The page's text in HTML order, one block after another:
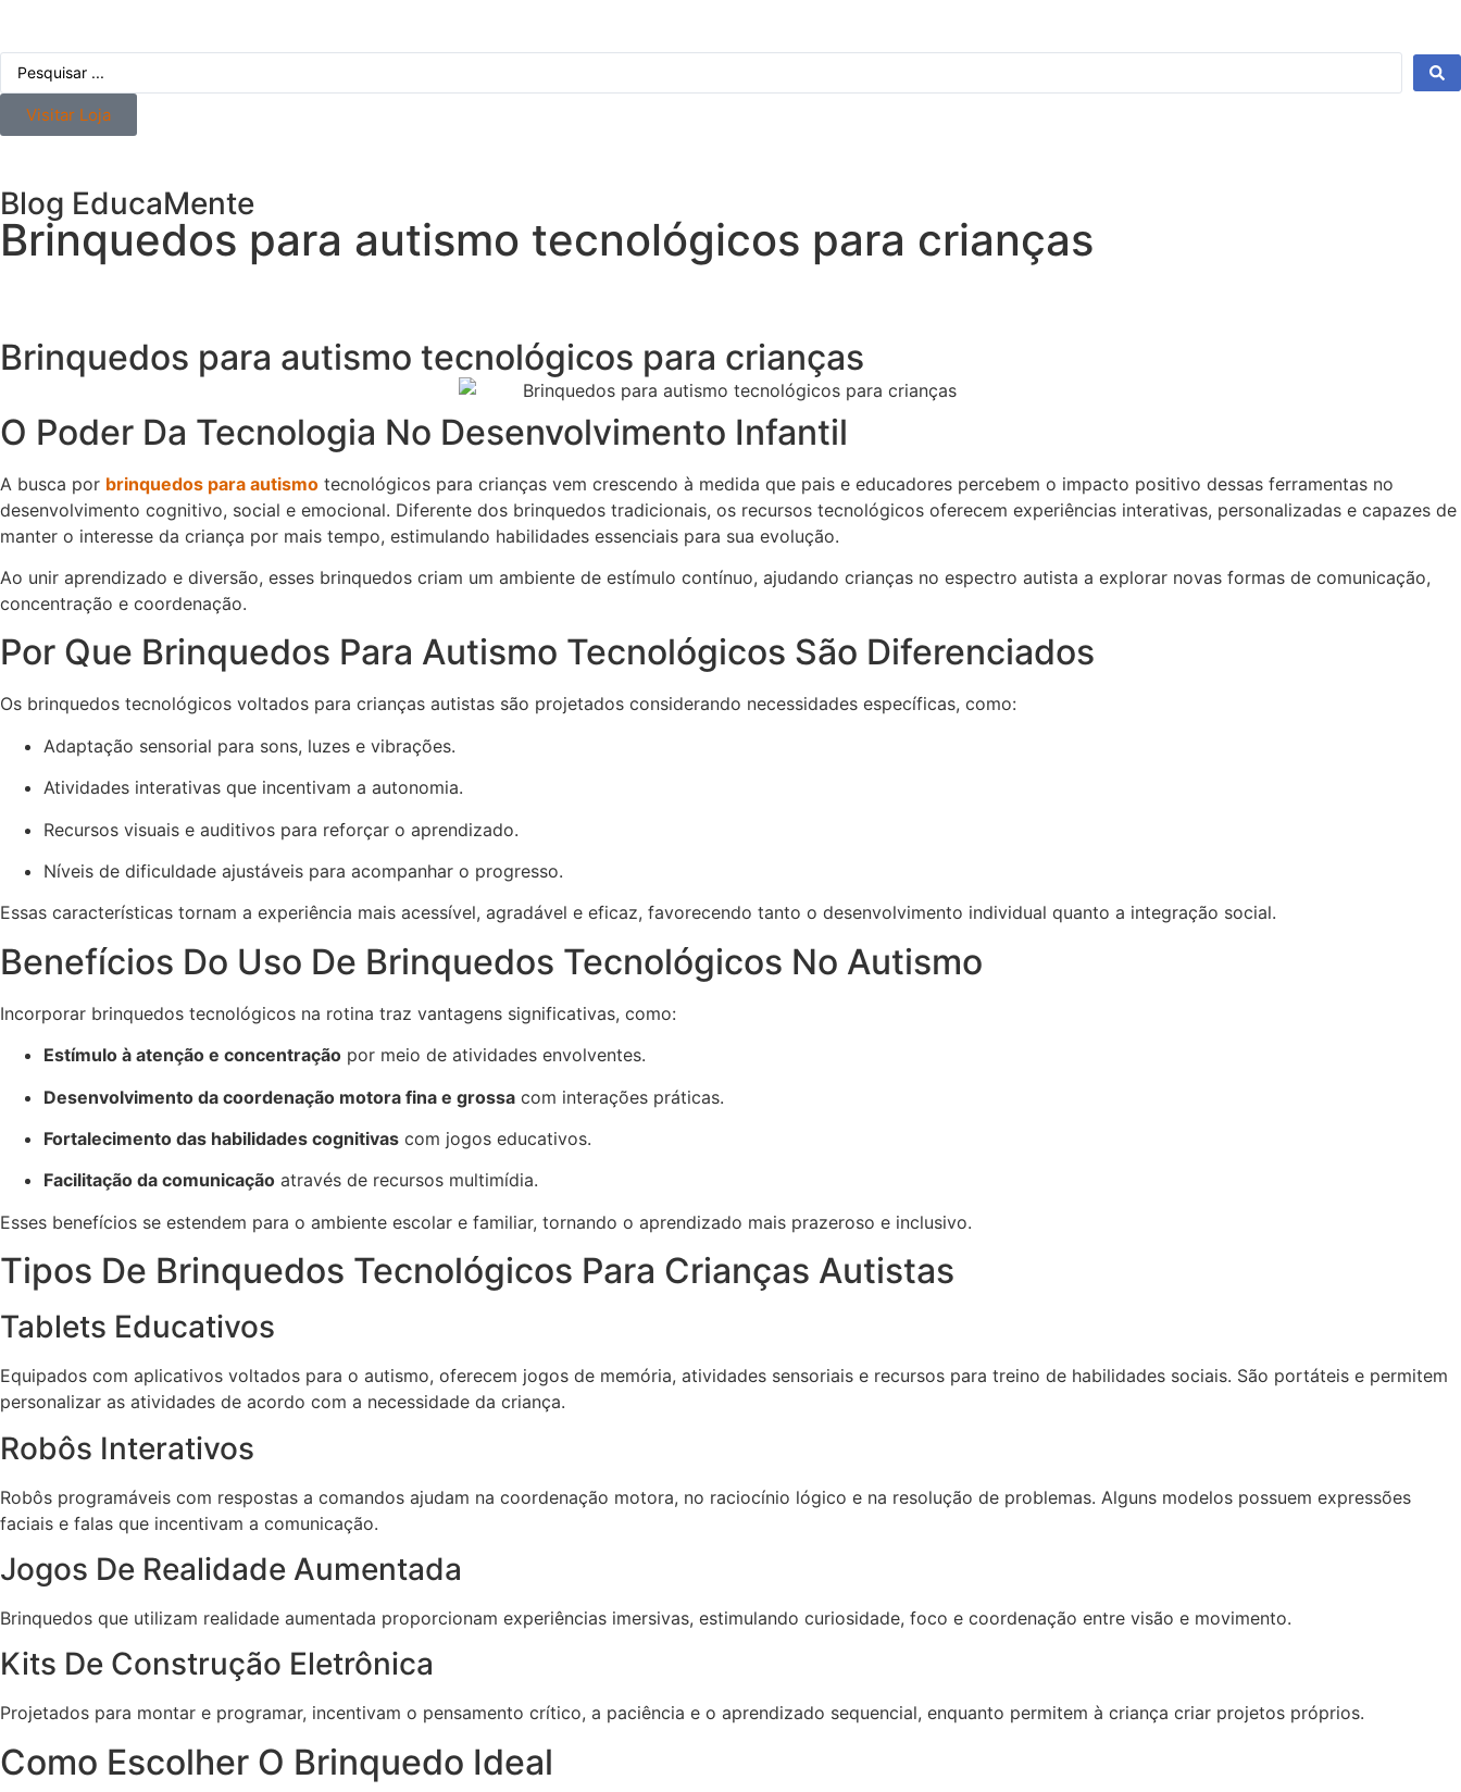
Visitar Loja
Blog EducaMente
Brinquedos para autismo tecnológicos para crianças
Brinquedos para autismo tecnológicos para crianças
O Poder Da Tecnologia No Desenvolvimento Infantil
A busca por brinquedos para autismo tecnológicos para crianças vem crescendo à medida que pais e educadores percebem o impacto positivo dessas ferramentas no
desenvolvimento cognitivo, social e emocional. Diferente dos brinquedos tradicionais, os recursos tecnológicos oferecem experiências interativas, personalizadas e capazes de
manter o interesse da criança por mais tempo, estimulando habilidades essenciais para sua evolução.
Ao unir aprendizado e diversão, esses brinquedos criam um ambiente de estímulo contínuo, ajudando crianças no espectro autista a explorar novas formas de comunicação,
concentração e coordenação.
Por Que Brinquedos Para Autismo Tecnológicos São Diferenciados
Os brinquedos tecnológicos voltados para crianças autistas são projetados considerando necessidades específicas, como:
Adaptação sensorial para sons, luzes e vibrações.
Atividades interativas que incentivam a autonomia.
Recursos visuais e auditivos para reforçar o aprendizado.
Níveis de dificuldade ajustáveis para acompanhar o progresso.
Essas características tornam a experiência mais acessível, agradável e eficaz, favorecendo tanto o desenvolvimento individual quanto a integração social.
Benefícios Do Uso De Brinquedos Tecnológicos No Autismo
Incorporar brinquedos tecnológicos na rotina traz vantagens significativas, como:
Estímulo à atenção e concentração por meio de atividades envolventes.
Desenvolvimento da coordenação motora fina e grossa com interações práticas.
Fortalecimento das habilidades cognitivas com jogos educativos.
Facilitação da comunicação através de recursos multimídia.
Esses benefícios se estendem para o ambiente escolar e familiar, tornando o aprendizado mais prazeroso e inclusivo.
Tipos De Brinquedos Tecnológicos Para Crianças Autistas
Tablets Educativos
Equipados com aplicativos voltados para o autismo, oferecem jogos de memória, atividades sensoriais e recursos para treino de habilidades sociais. São portáteis e permitem
personalizar as atividades de acordo com a necessidade da criança.
Robôs Interativos
Robôs programáveis com respostas a comandos ajudam na coordenação motora, no raciocínio lógico e na resolução de problemas. Alguns modelos possuem expressões
faciais e falas que incentivam a comunicação.
Jogos De Realidade Aumentada
Brinquedos que utilizam realidade aumentada proporcionam experiências imersivas, estimulando curiosidade, foco e coordenação entre visão e movimento.
Kits De Construção Eletrônica
Projetados para montar e programar, incentivam o pensamento crítico, a paciência e o aprendizado sequencial, enquanto permitem à criança criar projetos próprios.
Como Escolher O Brinquedo Ideal